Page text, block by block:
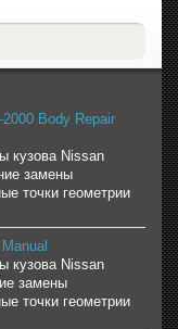
Body Repair
кузова Nissan
замены
точки геометрии
кузова Nissan
замены
точки геометрии